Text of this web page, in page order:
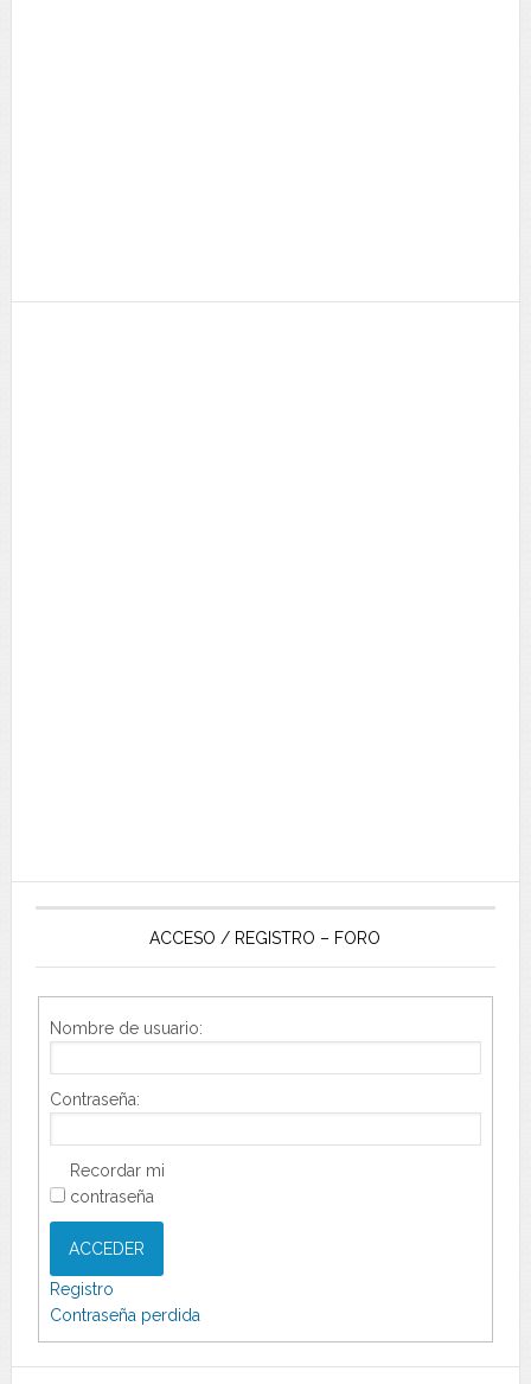
ACCESO / REGISTRO – FORO
Nombre de usuario:
Contraseña:
Recordar mi
contraseña
ACCEDER
Registro
Contraseña perdida